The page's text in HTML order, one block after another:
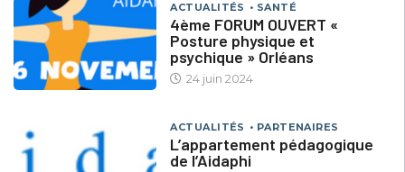
ACTUALITÉS SANTÉ
4ème FORUM OUVERT «
Posture physique et
psychique » Orléans
24 juin 2024
ACTUALITÉS PARTENAIRES
L’appartement pédagogique
de l’Aidaphi